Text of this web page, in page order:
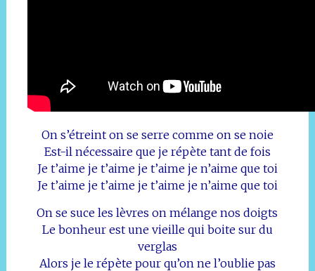
On s’étreint on se serre comme on se noie
Est-il nécessaire que je répète tant de fois
Je t’aime je t’aime je t’aime je n’aime que toi
Je t’aime je t’aime je t’aime je n’aime que toi
On se suce les lèvres on mélange nos doigts
Le bonheur est une vieille qui boite sur du
verglas
Alors je le répète pour qu’on ne l’oublie pas